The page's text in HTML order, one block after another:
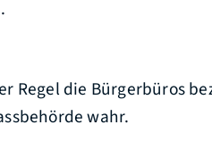
Regel die Bürgerbüros
wahr.